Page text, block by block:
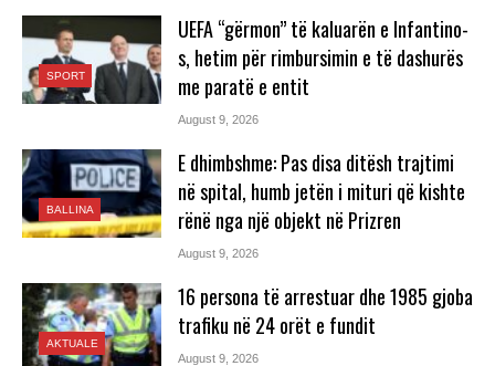
SPORT
UEFA “gërmon” të kaluarën e Infantino-
s, hetim për rimbursimin e të dashurës
me paratë e entit
August 9, 2026
BALLINA
E dhimbshme: Pas disa ditësh trajtimi
në spital, humb jetën i mituri që kishte
rënë nga një objekt në Prizren
August 9, 2026
AKTUALE
16 persona të arrestuar dhe 1985 gjoba
trafiku në 24 orët e fundit
August 9, 2026